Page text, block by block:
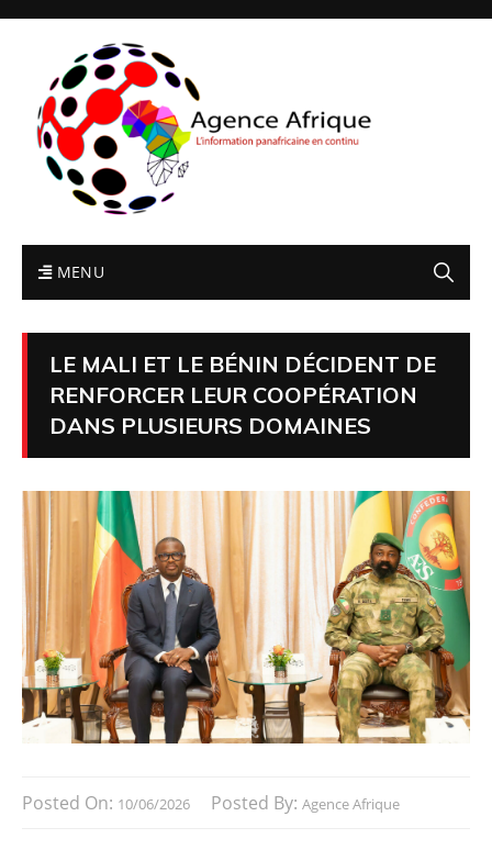
MENU
LE MALI ET LE BÉNIN DÉCIDENT DE
RENFORCER LEUR COOPÉRATION
DANS PLUSIEURS DOMAINES
Posted On: 10/06/2026 Posted By: Agence Afrique